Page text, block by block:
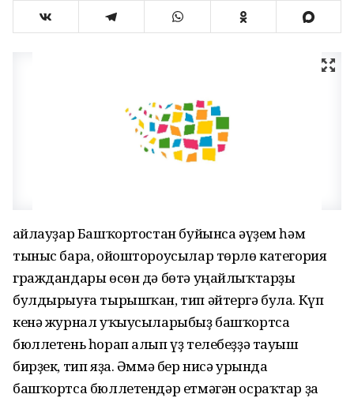
Һайлауҙар Башҡортостан буйынса әүҙем һәм
тыныс бара, ойоштороусылар төрлө категория
граждандары өсөн дә бөтә уңайлыҡтарҙы
булдырыуға тырышҡан, тип әйтергә була. Күп
кенә журнал уҡыусыларыбыҙ башҡортса
бюллетень һорап алып үҙ телебеҙҙә тауыш
бирҙек, тип яҙа. Әммә бер нисә урында
башҡортса бюллетендәр етмәгән осраҡтар ҙа